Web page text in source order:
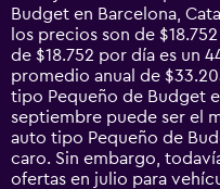
categories.
The
chart
has
1
Y
axis
displaying
values.
Budget en Barcelona,
los precios son de
de $18.752 por día es un
promedio anual de
tipo Pequeño de Budget
septiembre puede ser el
auto tipo Pequeño de
caro. Sin embargo,
ofertas en julio para